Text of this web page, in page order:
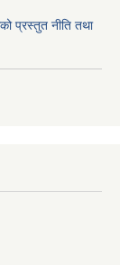
प्रस्तुत नीति तथा